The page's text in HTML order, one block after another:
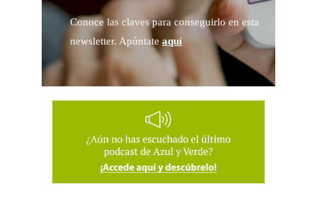
Conoce las claves para conseguirlo en esta
newsletter. Apúntate aquí